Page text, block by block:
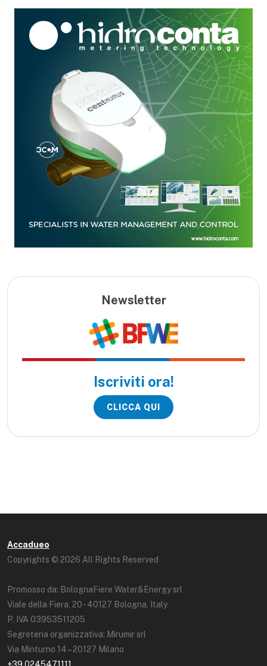
Newsletter
Iscriviti ora!
CLICCA QUI
Accadueo
Copyrights © 2026 All Rights Reserved
Promosso da: BolognaFiere Water&Energy srl
Viale della Fiera, 20 - 40127 Bologna, Italy
P. IVA 03953511205
Segreteria organizzativa: Mirumir srl
Via Minturno 14 – 20127 Milano